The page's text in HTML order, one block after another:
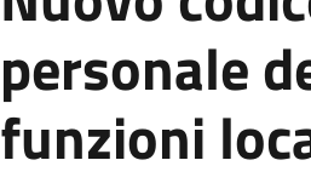
personale
funzioni